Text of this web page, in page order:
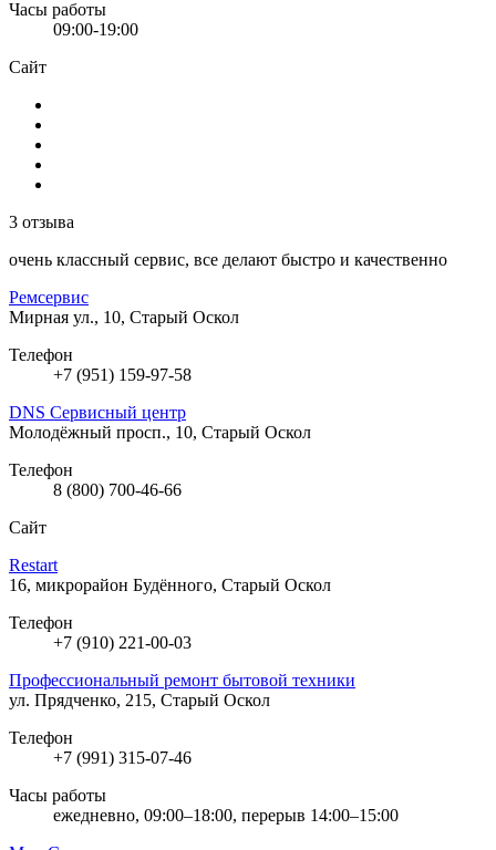
Часы работы
09:00-19:00
Сайт
3 отзыва
очень классный сервис, все делают быстро и качественно
Ремсервис
Мирная ул., 10, Старый Оскол
Телефон
+7 (951) 159-97-58
DNS Сервисный центр
Молодёжный просп., 10, Старый Оскол
Телефон
8 (800) 700-46-66
Сайт
Restart
16, микрорайон Будённого, Старый Оскол
Телефон
+7 (910) 221-00-03
Профессиональный ремонт бытовой техники
ул. Прядченко, 215, Старый Оскол
Телефон
+7 (991) 315-07-46
Часы работы
ежедневно, 09:00–18:00, перерыв 14:00–15:00